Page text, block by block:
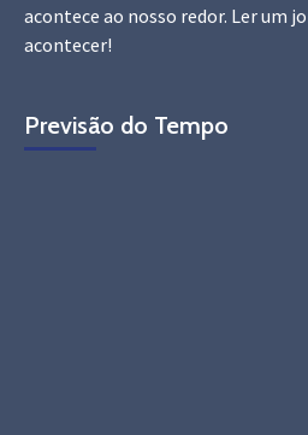
acontece ao nosso redor. Ler um
acontecer!
Previsão do Tempo